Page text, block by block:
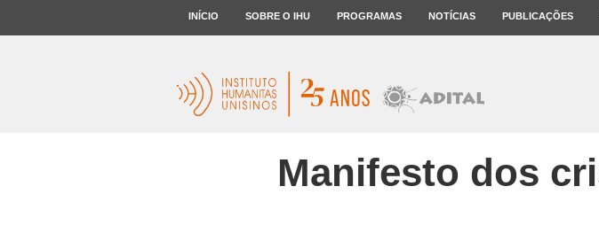
INÍCIO SOBRE O IHU PROGRAMAS NOTÍCIAS PUBLICAÇÕES
Manifesto dos